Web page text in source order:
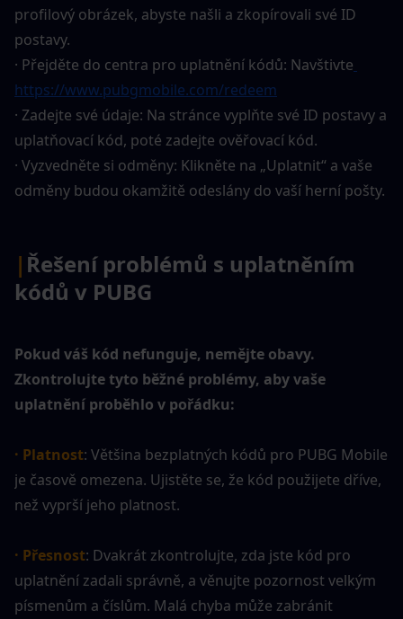
profilový obrázek, abyste našli a zkopírovali své ID
postavy.
· Přejděte do centra pro uplatnění kódů: Navštivte
https://www.pubgmobile.com/redeem
· Zadejte své údaje: Na stránce vyplňte své ID postavy a
uplatňovací kód, poté zadejte ověřovací kód.
· Vyzvedněte si odměny: Klikněte na „Uplatnit“ a vaše
odměny budou okamžitě odeslány do vaší herní pošty.
| Řešení problémů s uplatněním
kódů v PUBG
Pokud váš kód nefunguje, nemějte obavy.
Zkontrolujte tyto běžné problémy, aby vaše
uplatnění proběhlo v pořádku:
· Platnost: Většina bezplatných kódů pro PUBG Mobile
je časově omezena. Ujistěte se, že kód použijete dříve,
než vyprší jeho platnost.
· Přesnost: Dvakrát zkontrolujte, zda jste kód pro
uplatnění zadali správně, a věnujte pozornost velkým
písmenům a číslům. Malá chyba může zabránit